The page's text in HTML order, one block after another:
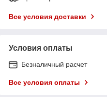
Все условия доставки
Условия оплаты
Безналичный расчет
Все условия оплаты